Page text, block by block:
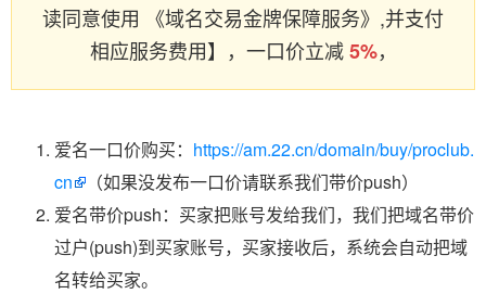
读同意使用 《域名交易金牌保障服务》,并支付
相应服务费用】，一口价立减5%，
爱名一口价购买： https://am.22.cn/domain/buy/proclub.
cn
（如果没发布一口价请联系我们带价push）
爱名带价push：买家把账号发给我们，我们把域名带价
过户(push)到买家账号，买家接收后，系统会自动把域
名转给买家。